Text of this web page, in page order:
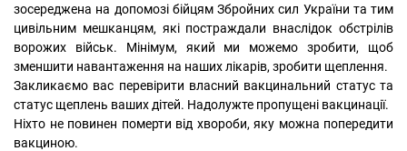
зосереджена на допомозі бійцям Збройних сил України та тим
цивільним мешканцям, які постраждали внаслідок обстрілів
ворожих військ. Мінімум, який ми можемо зробити, щоб
зменшити навантаження на наших лікарів, зробити щеплення.
Закликаємо вас перевірити власний вакцинальний статус та
статус щеплень ваших дітей. Надолужте пропущені вакцинації.
Ніхто не повинен померти від хвороби, яку можна попередити
вакциною.